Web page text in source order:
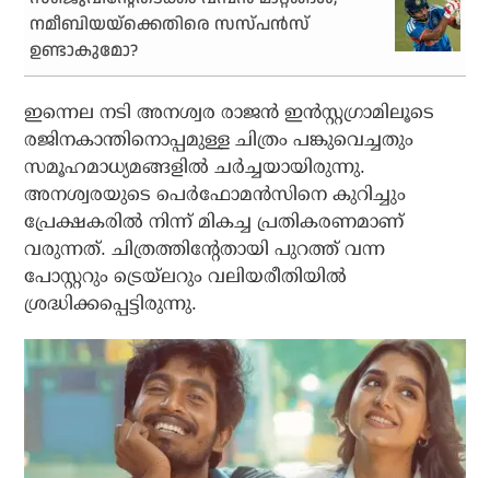
നമീബിയയ്‌ക്കെതിരെ സസ്പന്‍സ്
ഉണ്ടാകുമോ?
ഇന്നെല നടി അനശ്വര രാജന്‍ ഇന്‍സ്റ്റഗ്രാമിലൂടെ
രജിനകാന്തിനൊപ്പമുള്ള ചിത്രം പങ്കുവെച്ചതും
സമൂഹമാധ്യമങ്ങളില്‍ ചര്‍ച്ചയായിരുന്നു.
അനശ്വരയുടെ പെര്‍ഫോമന്‍സിനെ കുറിച്ചും
പ്രേക്ഷകരില്‍ നിന്ന് മികച്ച പ്രതികരണമാണ്
വരുന്നത്. ചിത്രത്തിന്റേതായി പുറത്ത് വന്ന
പോസ്റ്ററും ട്രെയ്‌ലറും വലിയരീതിയില്‍
ശ്രദ്ധിക്കപ്പെട്ടിരുന്നു.